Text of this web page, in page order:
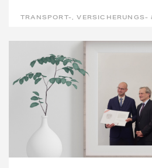
TRANSPORT-, VERSICHERUNGS-